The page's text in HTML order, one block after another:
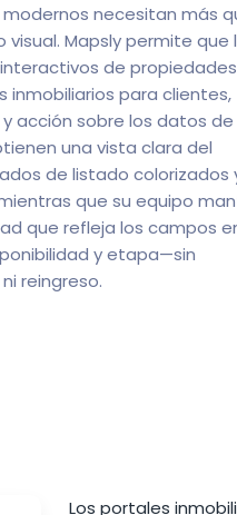
necesitan más
Mapsly permite que
de propiedades
para clientes,
acción sobre los datos de
una vista clara del
de listado colorizados
que su equipo
que refleja los campos
y etapa—sin
reingreso.
Los portales